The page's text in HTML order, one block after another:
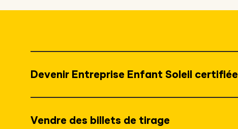
Devenir Entreprise Enfant Soleil certifiée
Vendre des billets de tirage